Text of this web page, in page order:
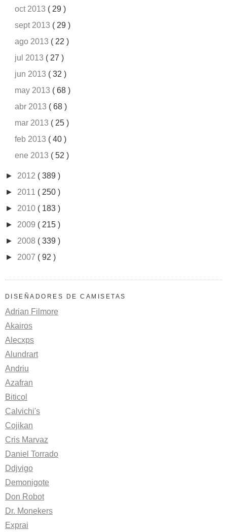
oct 2013 ( 29 )
sept 2013 ( 29 )
ago 2013 ( 22 )
jul 2013 ( 27 )
jun 2013 ( 32 )
may 2013 ( 68 )
abr 2013 ( 68 )
mar 2013 ( 25 )
feb 2013 ( 40 )
ene 2013 ( 52 )
► 2012 ( 389 )
► 2011 ( 250 )
► 2010 ( 183 )
► 2009 ( 215 )
► 2008 ( 339 )
► 2007 ( 92 )
DISEÑADORES DE CAMISETAS
Adrian Filmore
Akairos
Alecxps
Alundrart
Andriu
Azafran
Biticol
Calvichi's
Cojikan
Cris Marvaz
Daniel Torrado
Ddjvigo
Demonigote
Don Robot
Dr. Monekers
Exprai